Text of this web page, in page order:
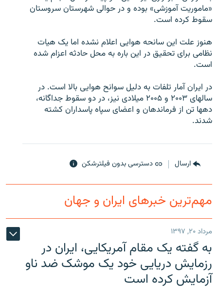
به ما بپیوندید
«ماموريت آموزشی» بوده و در حوالی شهرستان سروستان
سقوط کرده است.
هنوز علت اين سانحه هوايی اعلام نشده اما يک هيات
نظامی برای تحقيق در اين باره به محل حادثه اعزام شده
است.
در ايران آمار تلفات به دليل سوانح هوايی بالا است. در
سالهای ۲۰۰۳ و ۲۰۰۵ ميلادی نيز، در دو سقوط جداگانه،
دهها تن از فرماندهان و اعضای سپاه پاسداران کشته
شدند.
ارسال دسترسی بدون فیلترشکن
مهم‌ترین خبرهای ایران و جهان
مرداد ۲۰, ۱۳۹۷
به گفته یک مقام آمریکایی، ایران در
رزمایش دریایی خود یک موشک ضد ناو
آزمایش کرده است